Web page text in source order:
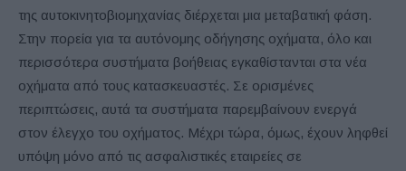
της αυτοκινητοβιομηχανίας διέρχεται μια μεταβατική φάση.
Στην πορεία για τα αυτόνομης οδήγησης οχήματα, όλο και
περισσότερα συστήματα βοήθειας εγκαθίστανται στα νέα
οχήματα από τους κατασκευαστές. Σε ορισμένες
περιπτώσεις, αυτά τα συστήματα παρεμβαίνουν ενεργά
στον έλεγχο του οχήματος. Μέχρι τώρα, όμως, έχουν ληφθεί
υπόψη μόνο από τις ασφαλιστικές εταιρείες σε